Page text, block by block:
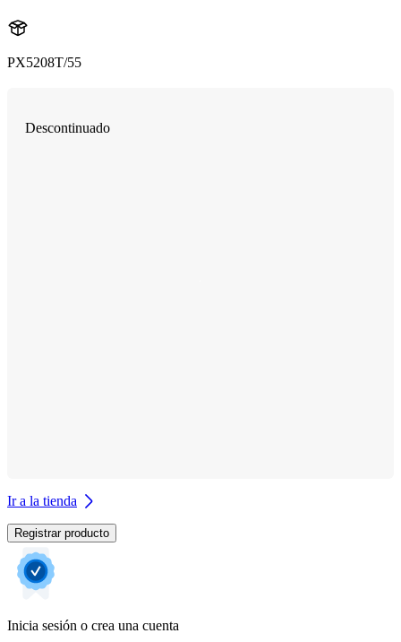
PX5208T/55
Descontinuado
Ir a la tienda
Registrar producto
Inicia sesión o crea una cuenta